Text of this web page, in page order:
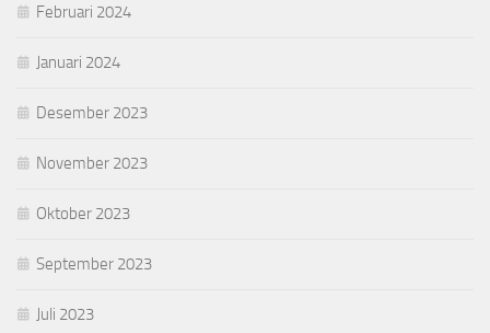
Februari 2024
Januari 2024
Desember 2023
November 2023
Oktober 2023
September 2023
Juli 2023